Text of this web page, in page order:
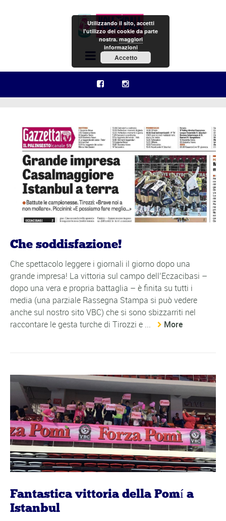
Menu
Che soddisfazione!
Che spettacolo leggere i giornali il giorno dopo una
grande impresa! La vittoria sul campo dell’Eczacibasi –
dopo una vera e propria battaglia – è finita su tutti i
media (una parziale Rassegna Stampa si può vedere
anche sul nostro sito VBC) che si sono sbizzarriti nel
raccontare le gesta turche di Tirozzi e ...
More
Fantastica vittoria della Pomí a
Istanbul
Utilizzando il sito, accetti
l'utilizzo dei cookie da parte
nostra.maggiori
informazioni
Accetto